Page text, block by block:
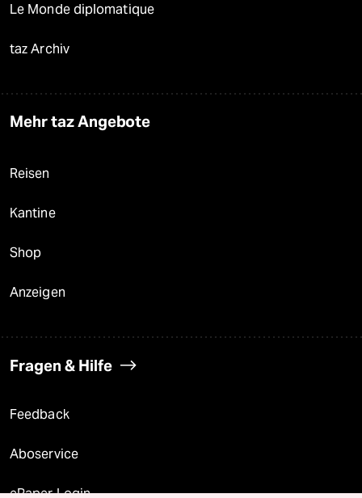
Le Monde diplomatique
taz Archiv
Mehr taz Angebote
Reisen
Kantine
Shop
Anzeigen
Fragen & Hilfe
Feedback
Aboservice
ePaper Login